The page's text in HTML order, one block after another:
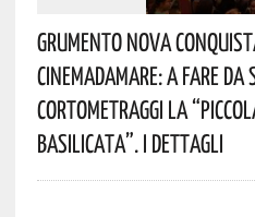
Grumento Nova
Cinemadamare: A Fare Da
Cortometraggi La
Basilicata”. I Dettagli